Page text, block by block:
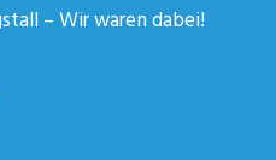
– Wir waren dabei!